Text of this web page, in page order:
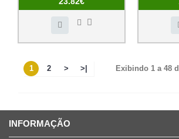
1 2 > >| Exibindo 1 a 48
INFORMAÇÃO